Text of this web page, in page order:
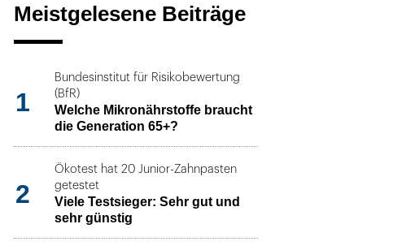
Meistgelesene Beiträge
1
Bundesinstitut für Risikobewertung
(BfR)
Welche Mikronährstoffe braucht
die Generation 65+?
2
Ökotest hat 20 Junior-Zahnpasten
getestet
Viele Testsieger: Sehr gut und
sehr günstig